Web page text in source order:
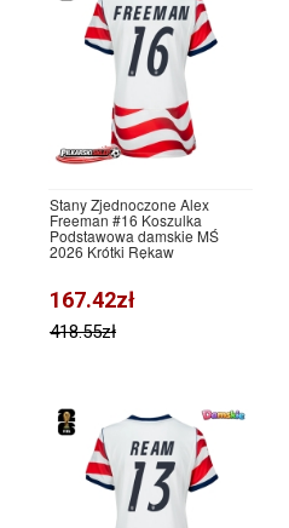
Stany Zjednoczone Alex
Freeman #16 Koszulka
Podstawowa damskie MŚ
2026 Krótki Rękaw
167.42zł
418.55zł